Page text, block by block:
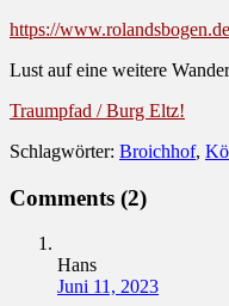
https://
Lust auf eine weitere
Traumpfad / Burg Eltz!
Schlagwörter: Broichhof,
Comments (2)
Hans
Juni 11, 2023